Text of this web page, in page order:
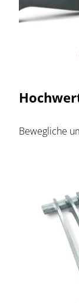
Bewegliche